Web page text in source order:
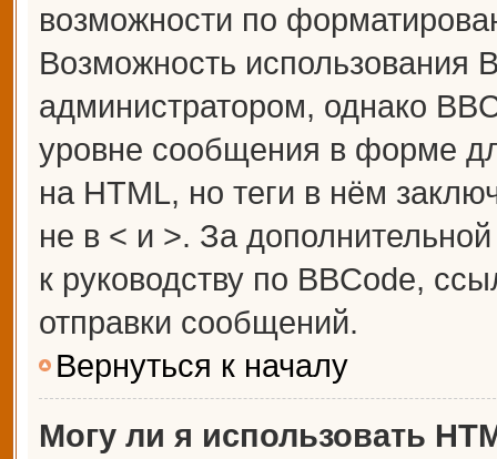
возможности по
Возможность использования
администратором, однако
уровне сообщения в форме
на HTML, но теги в нём
не в < и >. За
к руководству по BBCode,
отправки сообщений.
Вернуться к началу
Могу ли я использовать